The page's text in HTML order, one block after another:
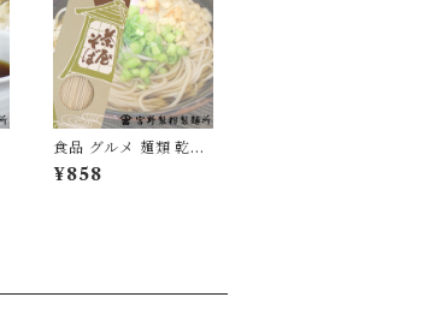
食品 グルメ 麺類 乾麺
蕎麦 そば 日本蕎麦 茶
屋そば 1箱270g×2箱
¥858